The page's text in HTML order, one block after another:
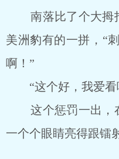
南落比了个大拇
美洲豹有的一拼，“
啊！”
“这个好，我爱看
这个惩罚一出，在
一个个眼睛亮得跟镭